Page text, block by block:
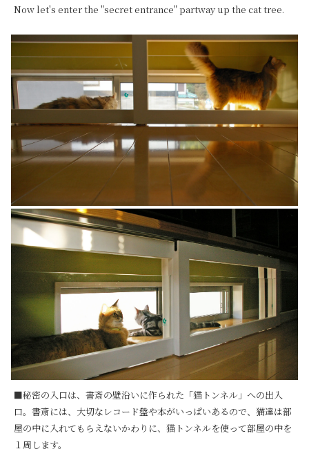
Now let's enter the "secret entrance" partway up the cat tree.
■秘密の入口は、書斎の壁沿いに作られた「猫トンネル」への出入
口。書斎には、大切なレコード盤や本がいっぱいあるので、猫達は部
屋の中に入れてもらえないかわりに、猫トンネルを使って部屋の中を
１周します。